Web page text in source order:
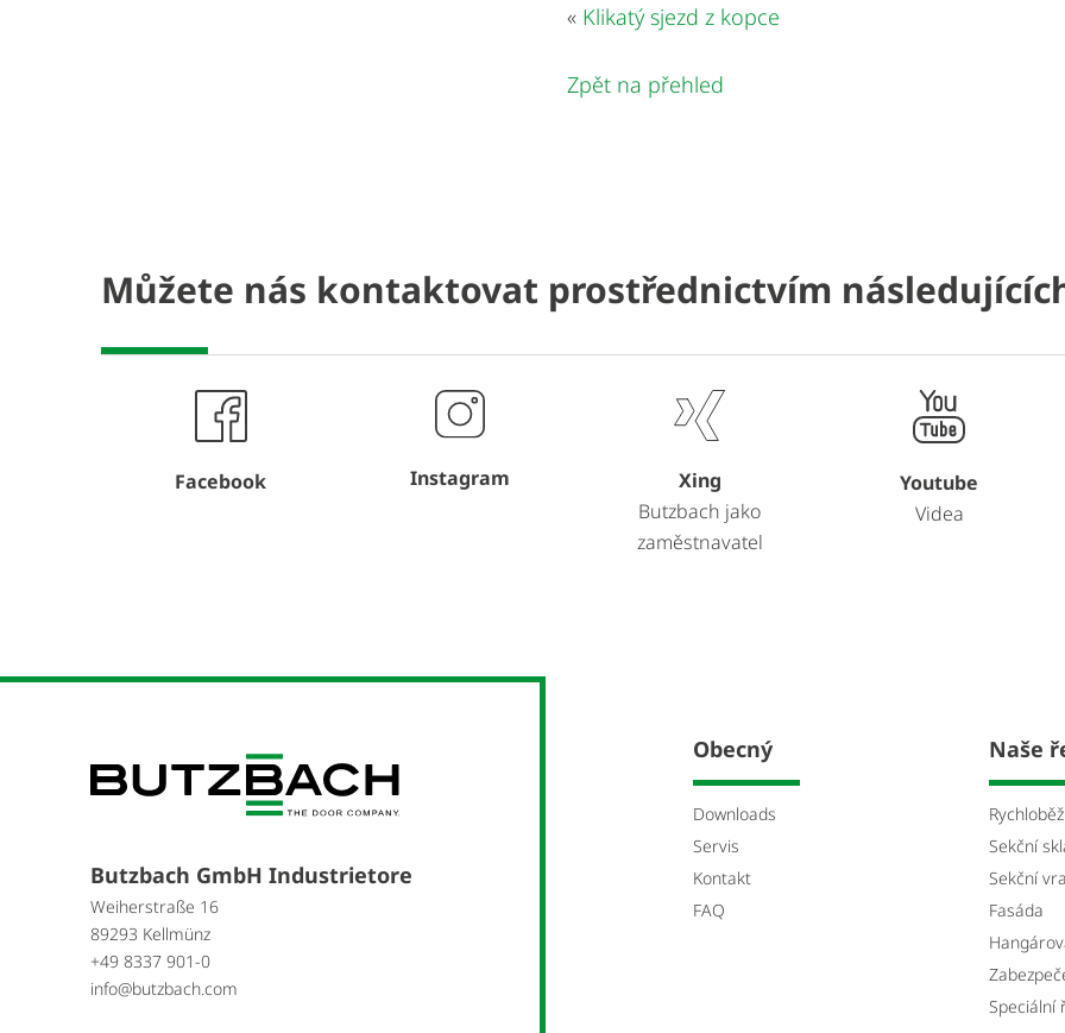
« Klikatý sjezd z kopce
Zpět na přehled
Můžete nás kontaktovat prostřednictvím
Facebook Instagram
Xing
Butzbach jako
zaměstnavatel
Youtube
Videa
Butzbach GmbH Industrietore
Weiherstraße 16
89293 Kellmünz
+49 8337 901-0
info@butzbach.com
Obecný
Downloads
Servis
Kontakt
FAQ
Naše
Sekční
Sekční
Fasáda
Speciální